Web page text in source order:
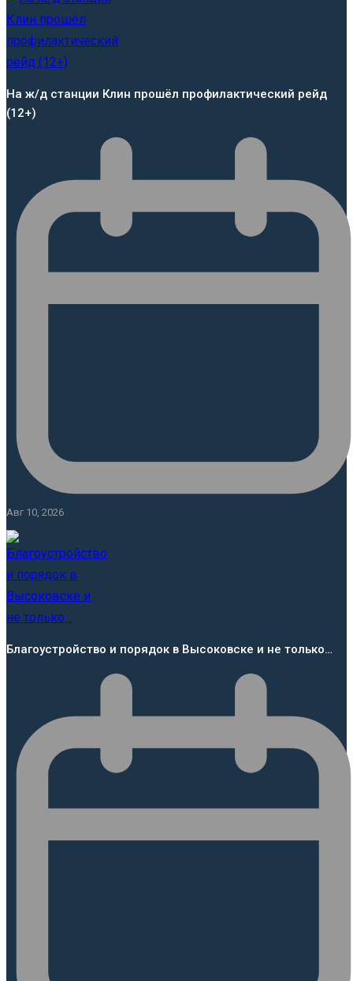
На ж/д станции Клин прошёл профилактический рейд
(12+)
Авг 10, 2026
Благоустройство и порядок в Высоковске и не только…